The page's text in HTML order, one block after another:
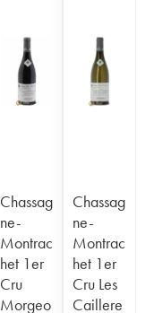
Chassag
ne-
Montrac
het 1er
Cru
Morgeo
Chassag
ne-
Montrac
het 1er
Cru Les
Caillere